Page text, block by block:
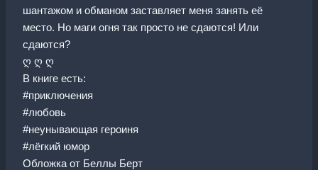
шантажом и обманом заставляет меня занять её
место. Но маги огня так просто не сдаются! Или
сдаются?
ღ ღ ღ
В книге есть:
#приключения
#любовь
#неунывающая героиня
#лёгкий юмор
Обложка от Беллы Берт